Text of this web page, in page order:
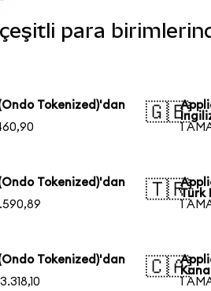
para
Tokenized)'dan
🇬🇧
1
Tokenized)'dan
🇹🇷Türk
1
Tokenized)'dan
🇨🇦
1